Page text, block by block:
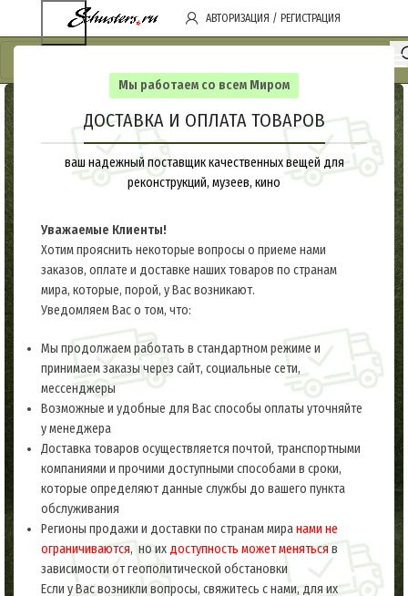
Мы работаем со всем Миром
ДОСТАВКА И ОПЛАТА ТОВАРОВ
ваш надежный поставщик качественных вещей для
реконструкций, музеев, кино
Уважаемые Клиенты!
Хотим прояснить некоторые вопросы о приеме нами
заказов, оплате и доставке наших товаров по странам
мира, которые, порой, у Вас возникают.
Уведомляем Вас о том, что:
Мы продолжаем работать в стандартном режиме и
принимаем заказы через сайт, социальные сети,
мессенджеры
Возможные и удобные для Вас способы оплаты уточняйте
у менеджера
Доставка товаров осуществляется почтой, транспортными
компаниями и прочими доступными способами в сроки,
которые определяют данные службы до вашего пункта
обслуживания
Регионы продажи и доставки по странам миранами не
ограничиваются, но их доступность может меняться в
зависимости от геополитической обстановки
Если у Вас возникли вопросы, свяжитесь с нами, для их
АВТОРИЗАЦИЯ / РЕГИСТРАЦИЯ